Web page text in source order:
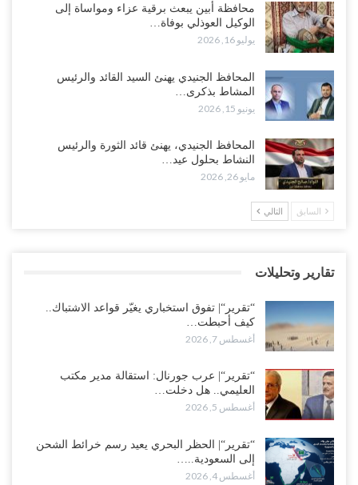
ملفات المال والنفط..!
أغسطس 5, 2026
النفط تلتف حول أفريقيا وسفن تعلن: “لا توجد شحنة…
أغسطس 4, 2026
مليون برميل يشعل غضب حضرموت..!
أغسطس 4, 2026
مدير مكتب العليمي يقدم استقالته.. والخلافات تعصف بالرئاسي وصراع
“تعز“| وسط إعادة رسم النفوذ السعودي.. الإصلاح يجدد اتهامه لطارق
بالتهريب وعينه على المحافظ..!
أغسطس 4, 2026
“شبوة“| مع تحشيدات عسكرية تنذر بجولة جديدة مع السعودية.. الإمارات
تعيد تحشيد قواتها في أهم سواحل اليمن على البحر…
أغسطس 4, 2026
أغسطس 4, 2026
محافظة أبين يبعث برقية عزاء ومواساة إلى
الوكيل العوذلي بوفاة…
يوليو 16, 2026
المحافظ الجنيدي يهنئ السيد القائد والرئيس
المشاط بذكرى…
يونيو 15, 2026
المحافظ الجنيدي، يهنئ قائد الثورة والرئيس
النشاط بحلول عيد…
مايو 26, 2026
السابق التالي
تقارير وتحليلات
“تقرير“| تفوق استخباري يغيّر قواعد الاشتباك..
كيف أحبطت…
أغسطس 7, 2026
“تقرير“| عرب جورنال: استقالة مدير مكتب
العليمي.. هل دخلت…
أغسطس 5, 2026
“تقرير“| الحظر البحري يعيد رسم خرائط الشحن
إلى السعودية..…
أغسطس 4, 2026